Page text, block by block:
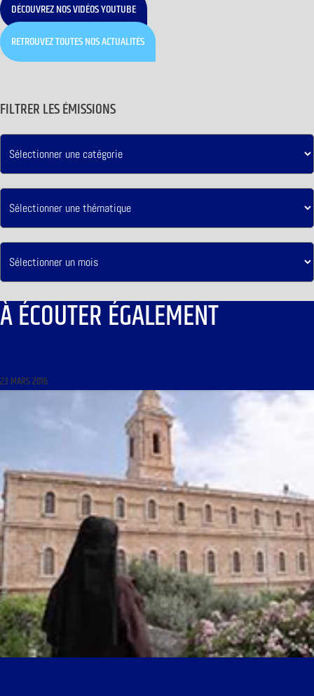
DÉCOUVREZ NOS VIDÉOS YOUTUBE
RETROUVEZ TOUTES NOS ACTUALITÉS
FILTRER LES ÉMISSIONS
À ÉCOUTER ÉGALEMENT
23 MARS 2016